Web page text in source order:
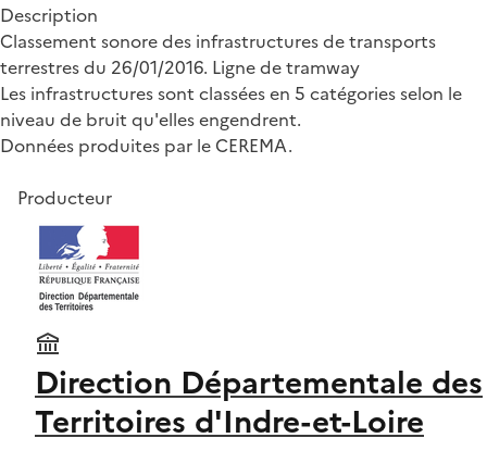
Description
Classement sonore des infrastructures de transports
terrestres du 26/01/2016. Ligne de tramway
Les infrastructures sont classées en 5 catégories selon le
niveau de bruit qu'elles engendrent.
Données produites par le CEREMA.
Producteur
Direction Départementale des
Territoires d'Indre-et-Loire